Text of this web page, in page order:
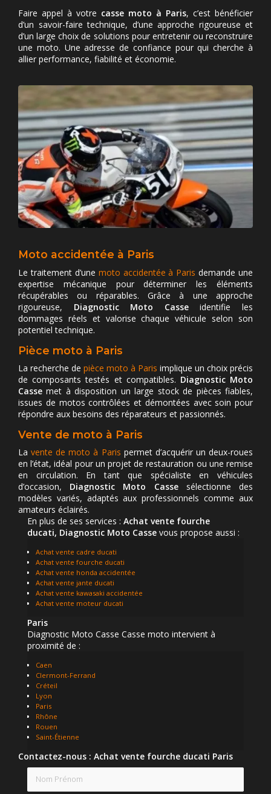
Faire appel à votre casse moto à Paris, c’est bénéficier
d’un savoir-faire technique, d’une approche rigoureuse et
d’un large choix de solutions pour entretenir ou reconstruire
une moto. Une adresse de confiance pour qui cherche à
allier performance, fiabilité et économie.
Moto accidentée à Paris
Le traitement d’une moto accidentée à Paris demande une
expertise mécanique pour déterminer les éléments
récupérables ou réparables. Grâce à une approche
rigoureuse, Diagnostic Moto Casseidentifie les
dommages réels et valorise chaque véhicule selon son
potentiel technique.
Pièce moto à Paris
La recherche de pièce moto à Paris implique un choix précis
de composants testés et compatibles. Diagnostic Moto
Casse met à disposition un large stock de pièces fiables,
issues de motos contrôlées et démontées avec soin pour
répondre aux besoins des réparateurs et passionnés.
Vente de moto à Paris
Lavente de moto à Paris permet d’acquérir un deux-roues
en l’état, idéal pour un projet de restauration ou une remise
en circulation. En tant que spécialiste en véhicules
d’occasion, Diagnostic Moto Cassesélectionne des
modèles variés, adaptés aux professionnels comme aux
amateurs éclairés.
En plus de ses services : Achat vente fourche
ducati, Diagnostic Moto Casse vous propose aussi :
Achat vente cadre ducati
Achat vente fourche ducati
Achat vente honda accidentée
Achat vente jante ducati
Achat vente kawasaki accidentée
Achat vente moteur ducati
Paris
Diagnostic Moto Casse Casse moto intervient à
proximité de :
Caen
Clermont-Ferrand
Créteil
Lyon
Paris
Rhône
Rouen
Saint-Étienne
Contactez-nous : Achat vente fourche ducati Paris
Nom Prénom